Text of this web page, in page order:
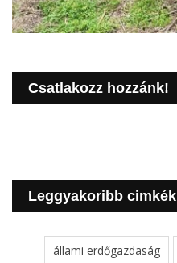
Csatlakozz hozzánk!
Leggyakoribb cimkék
állami erdőgazdaság